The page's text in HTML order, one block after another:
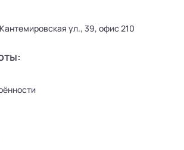
Кантемировская ул., 39, офис 210